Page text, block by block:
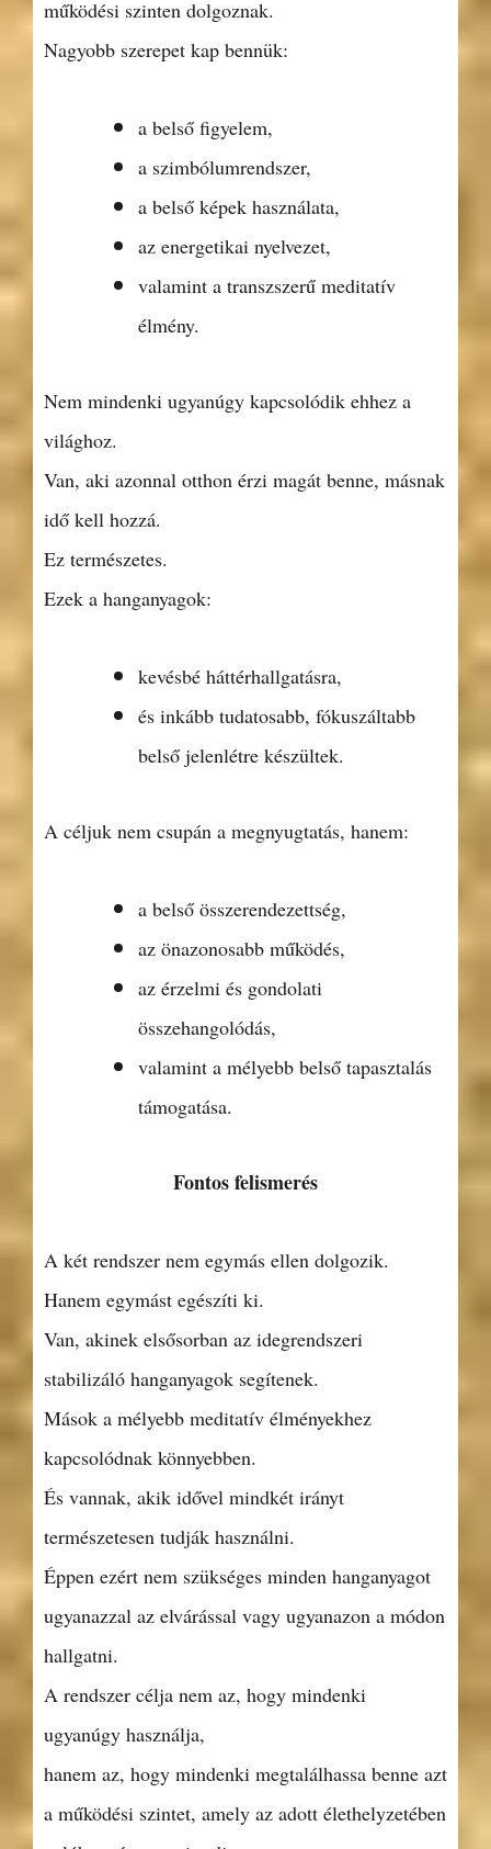
működési szinten dolgoznak.
Nagyobb szerepet kap bennük:
a belső figyelem,
a szimbólumrendszer,
a belső képek használata,
az energetikai nyelvezet,
valamint a transzszerű meditatív
élmény.
Nem mindenki ugyanúgy kapcsolódik ehhez a
világhoz.
Van, aki azonnal otthon érzi magát benne, másnak
idő kell hozzá.
Ez természetes.
Ezek a hanganyagok:
kevésbé háttérhallgatásra,
és inkább tudatosabb, fókuszáltabb
belső jelenlétre készültek.
A céljuk nem csupán a megnyugtatás, hanem:
a belső összerendezettség,
az önazonosabb működés,
az érzelmi és gondolati
összehangolódás,
valamint a mélyebb belső tapasztalás
támogatása.
Fontos felismerés
A két rendszer nem egymás ellen dolgozik.
Hanem egymást egészíti ki.
Van, akinek elsősorban az idegrendszeri
stabilizáló hanganyagok segítenek.
Mások a mélyebb meditatív élményekhez
kapcsolódnak könnyebben.
És vannak, akik idővel mindkét irányt
természetesen tudják használni.
Éppen ezért nem szükséges minden hanganyagot
ugyanazzal az elvárással vagy ugyanazon a módon
hallgatni.
A rendszer célja nem az, hogy mindenki
ugyanúgy használja,
hanem az, hogy mindenki megtalálhassa benne azt
a működési szintet, amely az adott élethelyzetében